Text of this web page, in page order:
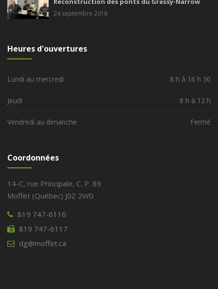
24 septembre 2018
Heures d'ouvertures
Lundi au mercredi 8 h à 16 h 30
Jeudi 8 h à 12 h
Vendredi au dimanche Fermé
Coordonnées
14-C, rue Principale, C. P. 89
Moffet (Québec) J0Z 2W0
819 747-6116
819 747-6117
dg@moffet.ca